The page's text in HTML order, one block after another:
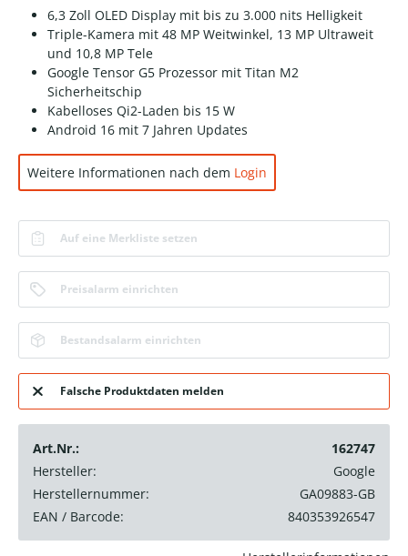
6,3 Zoll OLED Display mit bis zu 3.000 nits Helligkeit
Triple-Kamera mit 48 MP Weitwinkel, 13 MP Ultraweit
und 10,8 MP Tele
Google Tensor G5 Prozessor mit Titan M2
Sicherheitschip
Kabelloses Qi2-Laden bis 15 W
Android 16 mit 7 Jahren Updates
Weitere Informationen nach dem Login
Auf eine Merkliste setzen
Preisalarm einrichten
Bestandsalarm einrichten
Falsche Produktdaten melden
Art.Nr.:
162747
Hersteller:
Google
Herstellernummer:
GA09883-GB
EAN / Barcode:
840353926547